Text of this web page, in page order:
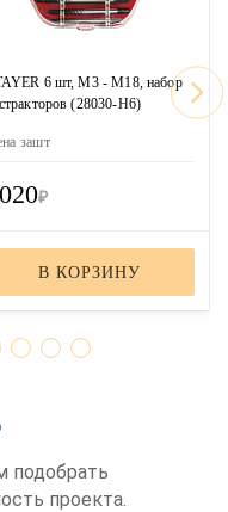
6 шт, М3 - М18, набор
(28030-H6)
зашт
₽
В КОРЗИНУ
подобрать
проекта.